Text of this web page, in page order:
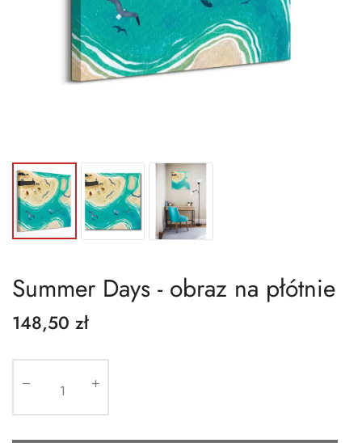
Summer Days - obraz na płótnie
148,50 zł